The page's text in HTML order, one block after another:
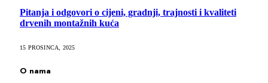
Pitanja i odgovori o cijeni, gradnji, trajnosti i kvaliteti
drvenih montažnih kuća
15 PROSINCA, 2025
O nama